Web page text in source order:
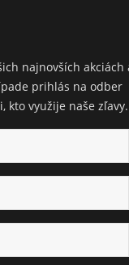
najnovších akciách
prihlás na odber
kto využije naše zľavy.